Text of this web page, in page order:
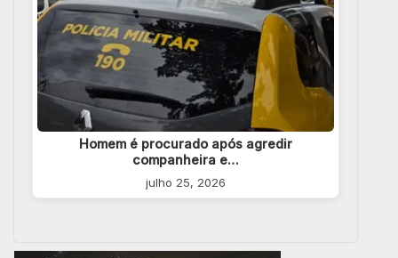
Homem é procurado após agredir
companheira e…
julho 25, 2026